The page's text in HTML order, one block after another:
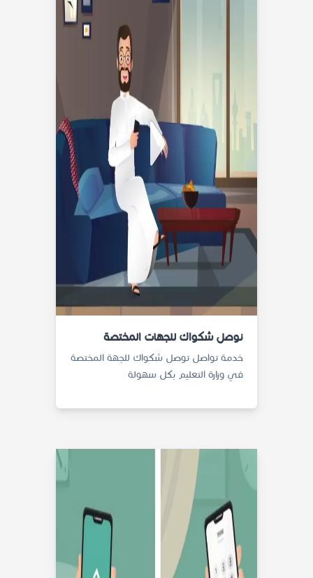
نوصل شكواك للجهات المختصة
خدمة تواصل توصل شكواك للجهة المختصة
في وزارة التعليم بكل سهولة